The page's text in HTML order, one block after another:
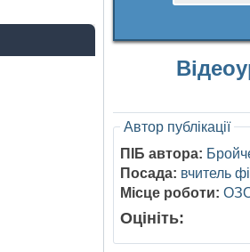
Автор публікації
ПІБ автора:
Посада: вчитель
Місце роботи: ОЗО
Оцініть: